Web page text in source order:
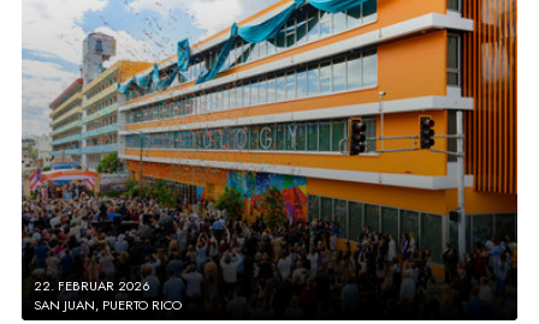
22. FEBRUAR 2026
SAN JUAN, PUERTO RICO